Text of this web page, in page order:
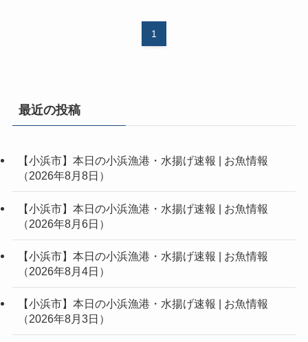
1
最近の投稿
【小浜市】本日の小浜漁港・水揚げ速報 | お魚情報
（2026年8月8日）
【小浜市】本日の小浜漁港・水揚げ速報 | お魚情報
（2026年8月6日）
【小浜市】本日の小浜漁港・水揚げ速報 | お魚情報
（2026年8月4日）
【小浜市】本日の小浜漁港・水揚げ速報 | お魚情報
（2026年8月3日）